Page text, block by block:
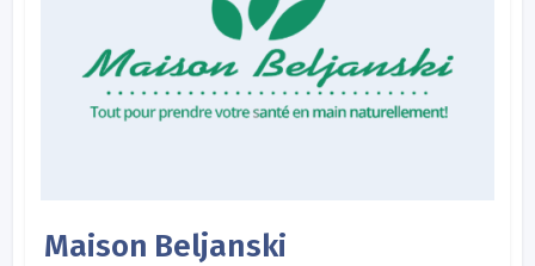
Maison Beljanski